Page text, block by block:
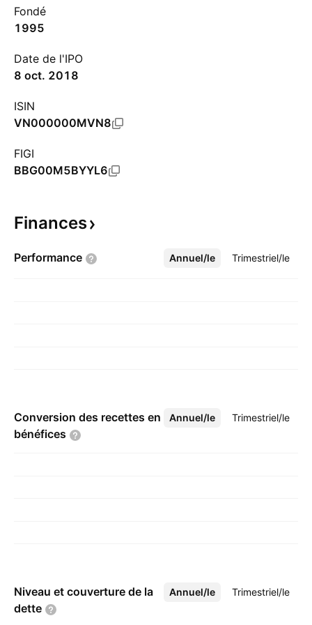
Fondé
1995
Date de l'IPO
8 oct. 2018
ISIN
VN000000MVN8
FIGI
BBG00M5BYYL6
Finances
Performance Annuel/le Trimestriel/le
Plus
Conversion des recettes en
bénéfices
Annuel/le Trimestriel/le
Plus
Niveau et couverture de la
dette
Annuel/le Trimestriel/le
Plus